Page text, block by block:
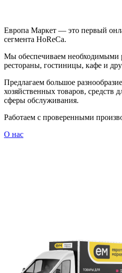
Европа Маркет — это первый
сегмента HoReCa.
Мы обеспечиваем необходимыми
рестораны, гостиницы, кафе и
Предлагаем большое
хозяйственных товаров, средств
сферы обслуживания.
Работаем с проверенными
О нас